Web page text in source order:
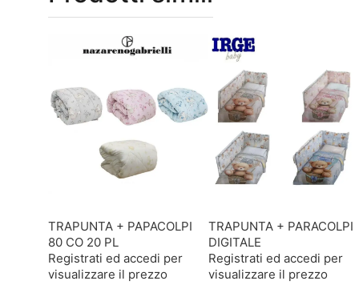
TRAPUNTA + PAPACOLPI
80 CO 20 PL
Registrati ed accedi per
visualizzare il prezzo
TRAPUNTA + PARACOLPI
DIGITALE
Registrati ed accedi per
visualizzare il prezzo